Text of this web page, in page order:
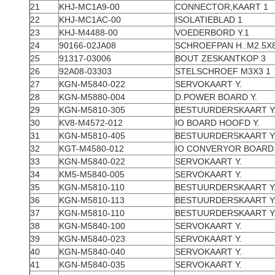
21
KHJ-MC1A9-00
CONNECTOR,KAART 1
22
KHJ-MC1AC-00
ISOLATIEBLAD 1
23
KHJ-M4488-00
VOEDERBORD Y.1
24
90166-02JA08
SCHROEFPAN
25
91317-03006
BOUT ZESKANTKOP 3
26
92A08-03303
STELSCHROEF M3X3 1
27
KGN-M5840-022
SERVOKAART Y.
28
KGN-M5880-004
D.POWER BOARD Y.
29
KGN-M5810-305
BESTUURDERSKAART Y.
30
KV8-M4572-012
IO BOARD HOOFD Y.
31
KGN-M5810-405
BESTUURDERSKAART Y.
32
KGT-M4580-012
IO CONVERYOR
33
KGN-M5840-022
SERVOKAART Y.
34
KM5-M5840-005
SERVOKAART Y.
35
KGN-M5810-110
BESTUURDERSKAART Y.
36
KGN-M5810-113
BESTUURDERSKAART Y.
37
KGN-M5810-110
BESTUURDERSKAART Y.
38
KGN-M5840-100
SERVOKAART Y.
39
KGN-M5840-023
SERVOKAART Y.
40
KGN-M5840-040
SERVOKAART Y.
41
KGN-M5840-035 SERVOKAART Y.